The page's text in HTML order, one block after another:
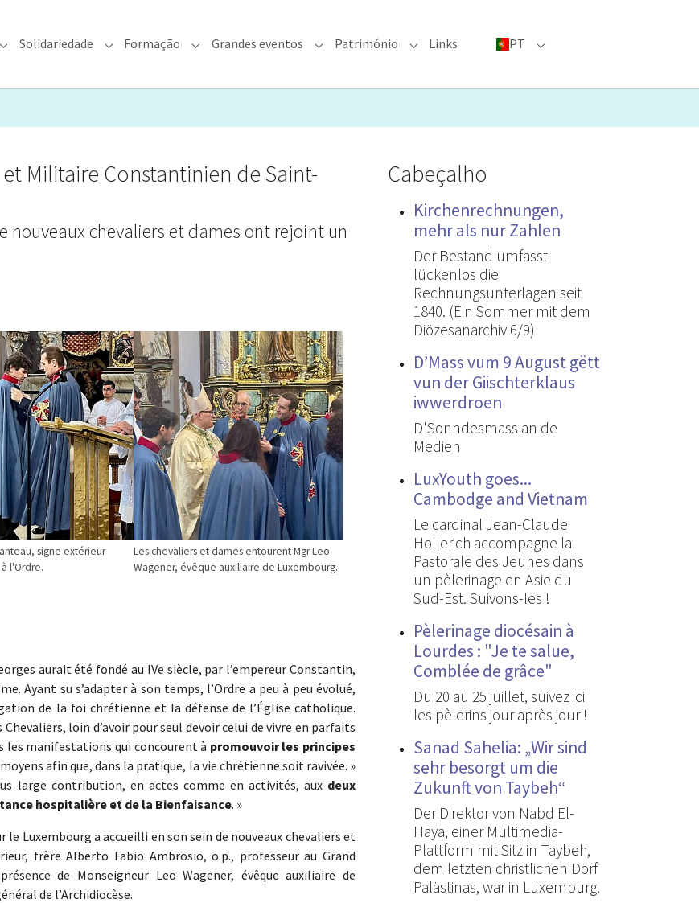
Submenu for "Fé & Pastoral"
Solidariedade Submenu for "Solidariedade"
Formação Submenu for "Formação"
Grandes eventos Submenu for "Grandes eventos"
Património Submenu for "Património"
Links PT Submenu for "PT"
signe extérieur
l'Ordre.
Show larger version
Les chevaliers et dames entourent Mgr Leo
Wagener, évêque auxiliaire de Luxembourg.
Militaire Constantinien de Saint-
nouveaux chevaliers et dames ont rejoint un
aurait été fondé au IVe siècle, par l’empereur Constantin,
Ayant su s’adapter à son temps, l’Ordre a peu à peu évolué,
de la foi chrétienne et la défense de l’Église catholique.
loin d’avoir pour seul devoir celui de vivre en parfaits
les manifestations qui concourent à promouvoir les principes
afin que, dans la pratique, la vie chrétienne soit ravivée. »
large contribution, en actes comme en activités, aux deux
hospitalière et de la Bienfaisance. »
le Luxembourg a accueilli en son sein de nouveaux chevaliers et
frère Alberto Fabio Ambrosio, o.p., professeur au Grand
de Monseigneur Leo Wagener, évêque auxiliaire de
de l’Archidiocèse.
Cabeçalho
Kirchenrechnungen,
mehr als nur Zahlen
Der Bestand umfasst
lückenlos die
Rechnungsunterlagen seit
1840. (Ein Sommer mit dem
Diözesanarchiv 6/9)
D’Mass vum 9 August gëtt
vun der Giischterklaus
iwwerdroen
D'Sonndesmass an de
Medien
LuxYouth goes...
Cambodge and Vietnam
Le cardinal Jean-Claude
Hollerich accompagne la
Pastorale des Jeunes dans
un pèlerinage en Asie du
Sud-Est. Suivons-les !
Pèlerinage diocésain à
Lourdes : "Je te salue,
Comblée de grâce"
Du 20 au 25 juillet, suivez ici
les pèlerins jour après jour !
Sanad Sahelia: „Wir sind
sehr besorgt um die
Zukunft von Taybeh“
Der Direktor von Nabd El-
Haya, einer Multimedia-
Plattform mit Sitz in Taybeh,
dem letzten christlichen Dorf
Palästinas, war in Luxemburg.